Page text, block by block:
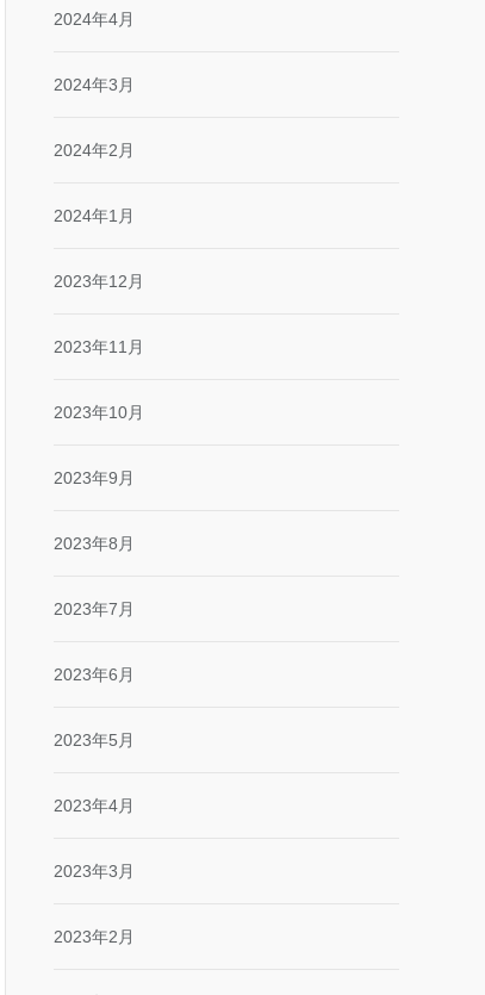
2024年4月
2024年3月
2024年2月
2024年1月
2023年12月
2023年11月
2023年10月
2023年9月
2023年8月
2023年7月
2023年6月
2023年5月
2023年4月
2023年3月
2023年2月